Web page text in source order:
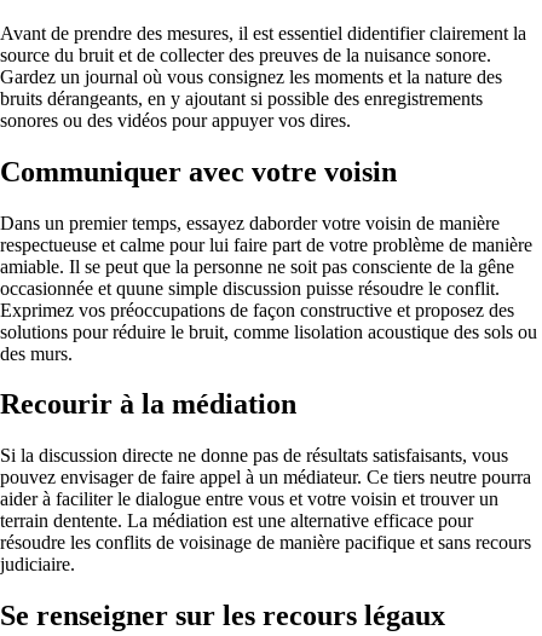
Avant de prendre des mesures, il est essentiel didentifier clairement la
source du bruit et de collecter des preuves de la nuisance sonore.
Gardez un journal où vous consignez les moments et la nature des
bruits dérangeants, en y ajoutant si possible des enregistrements
sonores ou des vidéos pour appuyer vos dires.
Communiquer avec votre voisin
Dans un premier temps, essayez daborder votre voisin de manière
respectueuse et calme pour lui faire part de votre problème de manière
amiable. Il se peut que la personne ne soit pas consciente de la gêne
occasionnée et quune simple discussion puisse résoudre le conflit.
Exprimez vos préoccupations de façon constructive et proposez des
solutions pour réduire le bruit, comme lisolation acoustique des sols ou
des murs.
Recourir à la médiation
Si la discussion directe ne donne pas de résultats satisfaisants, vous
pouvez envisager de faire appel à un médiateur. Ce tiers neutre pourra
aider à faciliter le dialogue entre vous et votre voisin et trouver un
terrain dentente. La médiation est une alternative efficace pour
résoudre les conflits de voisinage de manière pacifique et sans recours
judiciaire.
Se renseigner sur les recours légaux